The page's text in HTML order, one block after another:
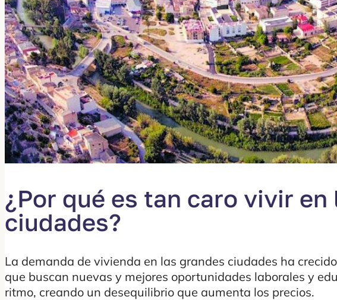
¿Por qué es tan caro vivir
ciudades?
La demanda de vivienda en las grandes ciudades ha
que buscan nuevas y mejores oportunidades laborales y
ritmo, creando un desequilibrio que aumenta los precios.